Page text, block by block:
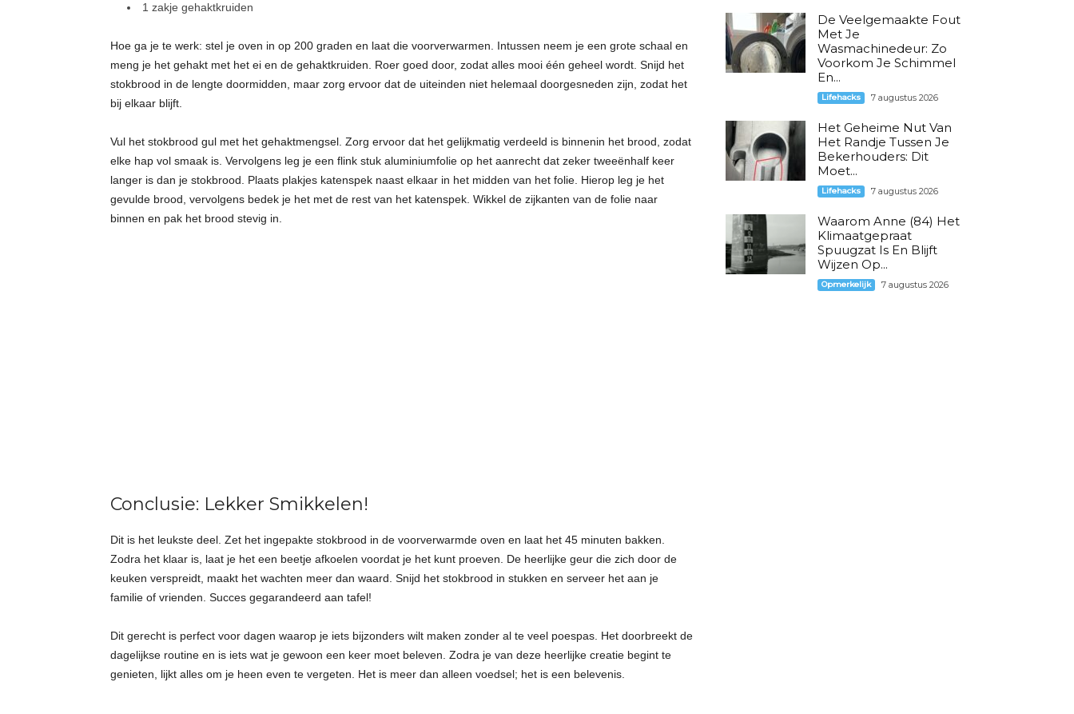
1 zakje gehaktkruiden
Hoe ga je te werk: stel je oven in op 200 graden en laat die voorverwarmen. Intussen neem je een grote schaal en
meng je het gehakt met het ei en de gehaktkruiden. Roer goed door, zodat alles mooi één geheel wordt. Snijd het
stokbrood in de lengte doormidden, maar zorg ervoor dat de uiteinden niet helemaal doorgesneden zijn, zodat het
bij elkaar blijft.
Vul het stokbrood gul met het gehaktmengsel. Zorg ervoor dat het gelijkmatig verdeeld is binnenin het brood, zodat
elke hap vol smaak is. Vervolgens leg je een flink stuk aluminiumfolie op het aanrecht dat zeker tweeënhalf keer
langer is dan je stokbrood. Plaats plakjes katenspek naast elkaar in het midden van het folie. Hierop leg je het
gevulde brood, vervolgens bedek je het met de rest van het katenspek. Wikkel de zijkanten van de folie naar
binnen en pak het brood stevig in.
Conclusie: Lekker Smikkelen!
Dit is het leukste deel. Zet het ingepakte stokbrood in de voorverwarmde oven en laat het 45 minuten bakken.
Zodra het klaar is, laat je het een beetje afkoelen voordat je het kunt proeven. De heerlijke geur die zich door de
keuken verspreidt, maakt het wachten meer dan waard. Snijd het stokbrood in stukken en serveer het aan je
familie of vrienden. Succes gegarandeerd aan tafel!
Dit gerecht is perfect voor dagen waarop je iets bijzonders wilt maken zonder al te veel poespas. Het doorbreekt de
dagelijkse routine en is iets wat je gewoon een keer moet beleven. Zodra je van deze heerlijke creatie begint te
genieten, lijkt alles om je heen even te vergeten. Het is meer dan alleen voedsel; het is een belevenis.
De Veelgemaakte Fout
Met Je
Wasmachinedeur: Zo
Voorkom Je Schimmel
En...
Lifehacks 7 augustus 2026
Het Geheime Nut Van
Het Randje Tussen Je
Bekerhouders: Dit
Moet...
Lifehacks 7 augustus 2026
Waarom Anne (84) Het
Klimaatgepraat
Spuugzat Is En Blijft
Wijzen Op...
Opmerkelijk 7 augustus 2026